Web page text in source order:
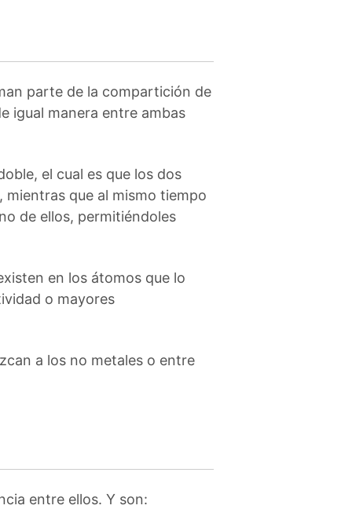
parte de la compartición de
igual manera entre ambas
el cual es que los dos
que al mismo tiempo
de ellos, permitiéndoles
en los átomos que lo
o mayores
a los no metales o entre
entre ellos. Y son: